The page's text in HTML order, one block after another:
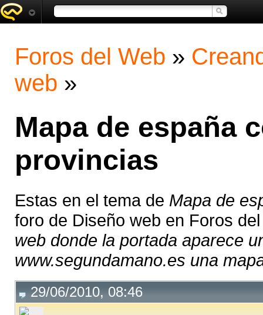
Foros del Web »
web »
Mapa de españa
provincias
Estas en el tema de Mapa de
foro de Diseño web en Foros
web donde la portada aparece
www.segundamano.es una
29/06/2010, 08:46